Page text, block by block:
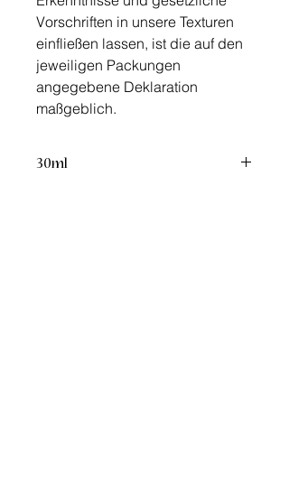
Vorschriften in unsere Texturen
einfließen lassen, ist die auf den
jeweiligen Packungen
angegebene Deklaration
maßgeblich.
30ml